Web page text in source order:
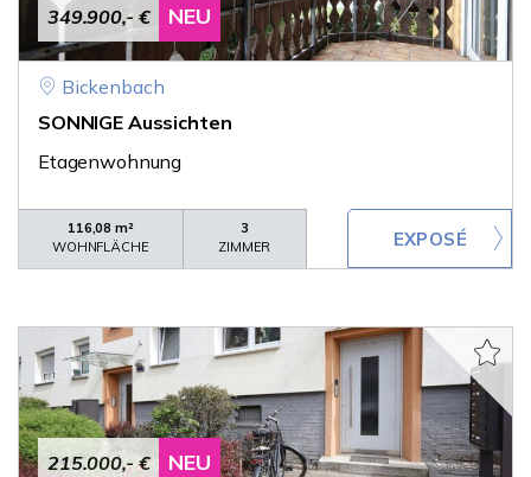
349.900,- € NEU
Bickenbach
SONNIGE Aussichten
Etagenwohnung
116,08 m²
WOHNFLÄCHE
3
ZIMMER
215.000,- € NEU